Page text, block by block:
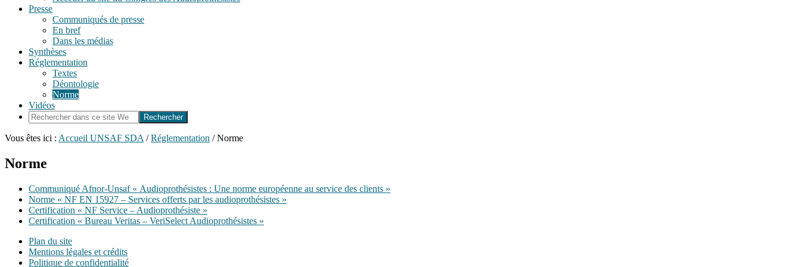
Presse
Communiqués de presse
En bref
Dans les médias
Synthèses
Réglementation
Textes
Déontologie
Norme
Vidéos
Rechercher
dans
ce
Vous êtes ici : Accueil UNSAF SDA / Réglementation /Norme
Norme
Communiqué Afnor-Unsaf « Audioprothésistes : Une norme européenne au service des clients »
Norme « NF EN 15927 – Services offerts par les audioprothésistes »
Certification « NF Service – Audioprothésiste »
Certification « Bureau Veritas – VeriSelect Audioprothésistes »
Plan du site
Mentions légales et crédits
Politique de confidentialité